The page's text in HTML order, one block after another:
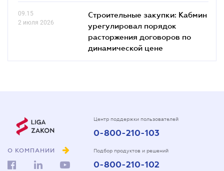
09.15
2 июля 2026
Строительные закупки: Кабмин
урегулировал порядок
расторжения договоров по
динамической цене
О КОМПАНИИ
Центр поддержки пользователей
0-800-210-103
Подбор продуктов и решений
0-800-210-102